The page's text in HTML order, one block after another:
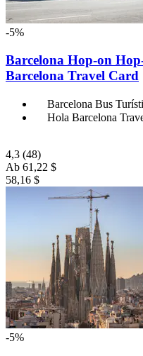
-5%
Barcelona Hop-on
Barcelona Travel Card
Barcelona Bus
Hola Barcelona
4,3 (48)
Ab 61,22 $
58,16 $
-5%